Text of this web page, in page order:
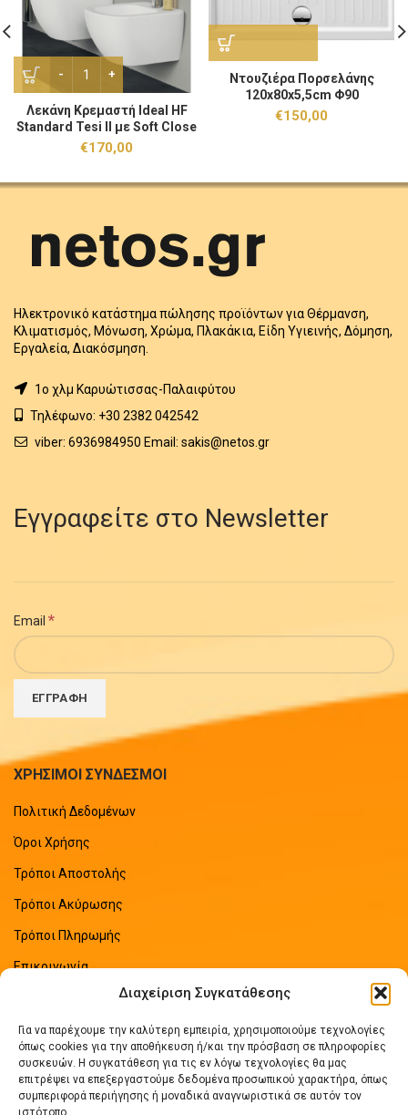
Διαχείριση Συγκατάθεσης
Για να παρέχουμε την καλύτερη εμπειρία, χρησιμοποιούμε τεχνολογίες
όπως cookies για την αποθήκευση ή/και την πρόσβαση σε πληροφορίες
συσκευών. Η συγκατάθεση για τις εν λόγω τεχνολογίες θα μας
επιτρέψει να επεξεργαστούμε δεδομένα προσωπικού χαρακτήρα, όπως
συμπεριφορά περιήγησης ή μοναδικά αναγνωριστικά σε αυτόν τον
ιστότοπο.
Λεκάνη Κρεμαστή Ideal HF Standard Tesi II με Soft Close
Λεκάνη Κρεμαστή Ideal HF
Standard Tesi II με Soft Close
Λευκή
€170,00
Ντουζιέρα Πορσελάνης
120x80x5,5cm Φ90
€150,00
Ηλεκτρονικό κατάστημα πώλησης προϊόντων για Θέρμανση,
Κλιματισμός, Μόνωση, Χρώμα, Πλακάκια, Είδη Υγιεινής, Δόμηση,
Εργαλεία, Διακόσμηση.
1o χλμ Καρυώτισσας-Παλαιφύτου
Τηλέφωνο: +30 2382 042542
viber: 6936984950 Email: sakis@netos.gr
Εγγραφείτε στο Newsletter
Email *
ΧΡΗΣΙΜΟΙ ΣΥΝΔΕΣΜΟΙ
Πολιτική Δεδομένων
Όροι Χρήσης
Τρόποι Αποστολής
Τρόποι Ακύρωσης
Τρόποι Πληρωμής
Επικοινωνία
ΠΡΟΣΦΑΤΑ ΑΡΘΡΑ
Οδηγός Εξοικονόμησης Ενέργειας
No Comments